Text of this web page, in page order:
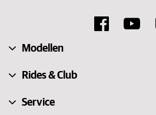
Modellen
Rides & Club
Service